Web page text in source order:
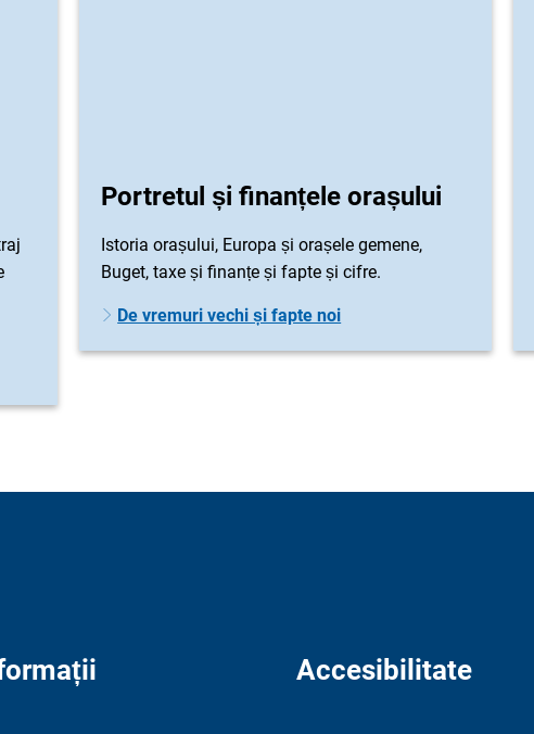
Portretul și finanțele orașului
Istoria orașului, Europa și orașele gemene,
Buget, taxe și finanțe și fapte și cifre.
De vremuri vechi și fapte noi
Accesibilitate